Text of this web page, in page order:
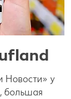
Новости» у
большая